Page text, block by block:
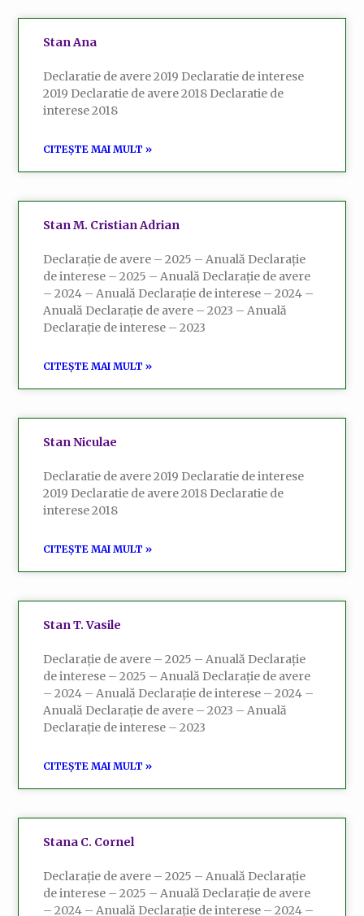
Stan Ana
Declaratie de avere 2019 Declaratie de interese
2019 Declaratie de avere 2018 Declaratie de
interese 2018
CITEȘTE MAI MULT »
Stan M. Cristian Adrian
Declarație de avere – 2025 – Anuală Declarație
de interese – 2025 – Anuală Declarație de avere
– 2024 – Anuală Declarație de interese – 2024 –
Anuală Declarație de avere – 2023 – Anuală
Declarație de interese – 2023
CITEȘTE MAI MULT »
Stan Niculae
Declaratie de avere 2019 Declaratie de interese
2019 Declaratie de avere 2018 Declaratie de
interese 2018
CITEȘTE MAI MULT »
Stan T. Vasile
Declarație de avere – 2025 – Anuală Declarație
de interese – 2025 – Anuală Declarație de avere
– 2024 – Anuală Declarație de interese – 2024 –
Anuală Declarație de avere – 2023 – Anuală
Declarație de interese – 2023
CITEȘTE MAI MULT »
Stana C. Cornel
Declarație de avere – 2025 – Anuală Declarație
de interese – 2025 – Anuală Declarație de avere
– 2024 – Anuală Declarație de interese – 2024 –